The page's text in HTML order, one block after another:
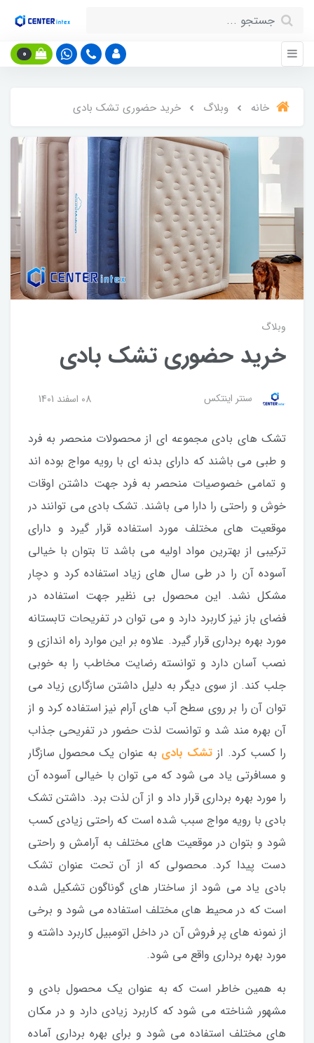
0
خانه وبلاگ خرید حضوری تشک بادی
وبلاگ
خرید حضوری تشک بادی
سنتر اینتکس 08 اسفند 1401
تشک های بادی مجموعه ای از محصولات منحصر به فرد
و طبی می باشند که دارای بدنه ای با رویه مواج بوده اند
و تمامی خصوصیات منحصر به فرد جهت داشتن اوقات
خوش و راحتی را دارا می باشند. تشک بادی می توانند در
موقعیت های مختلف مورد استفاده قرار گیرد و دارای
ترکیبی از بهترین مواد اولیه می باشد تا بتوان با خیالی
آسوده آن را در طی سال های زیاد استفاده کرد و دچار
مشکل نشد. این محصول بی نظیر جهت استفاده در
فضای باز نیز کاربرد دارد و می توان در تفریحات تابستانه
مورد بهره برداری قرار گیرد. علاوه بر این موارد راه اندازی و
نصب آسان دارد و توانسته رضایت مخاطب را به خوبی
جلب کند. از سوی دیگر به دلیل داشتن سازگاری زیاد می
توان آن را بر روی سطح آب های آرام نیز استفاده کرد و از
آن بهره مند شد و توانست لذت حضور در تفریحی جذاب
را کسب کرد. از تشک بادی به عنوان یک محصول سازگار
و مسافرتی یاد می شود که می توان با خیالی آسوده آن
را مورد بهره برداری قرار داد و از آن لذت برد. داشتن تشک
بادی با رویه مواج سبب شده است که راحتی زیادی کسب
شود و بتوان در موقعیت های مختلف به آرامش و راحتی
دست پیدا کرد. محصولی که از آن تحت عنوان تشک
بادی یاد می شود از ساختار های گوناگون تشکیل شده
است که در محیط های مختلف استفاده می شود و برخی
از نمونه های پر فروش آن در داخل اتومبیل کاربرد داشته و
مورد بهره برداری واقع می شود.
به همین خاطر است که به عنوان یک محصول بادی و
مشهور شناخته می شود که کاربرد زیادی دارد و در مکان
های مختلف استفاده می شود و برای بهره برداری آماده